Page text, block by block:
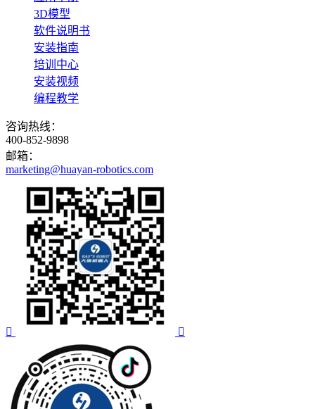
3D模型
软件说明书
安装指南
培训中心
安装视频
编程教学
咨询热线：
400-852-9898
邮箱：
marketing@huayan-robotics.com